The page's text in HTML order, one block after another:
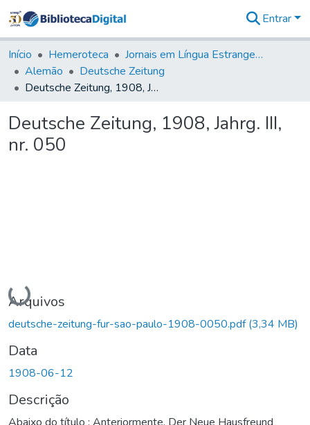
&
Coleções
Tudo na
Biblioteca
Estatísticas
Entrar
Início Hemeroteca
Jornais em Língua Estrangeira
Alemão
Deutsche Zeitung
Deutsche Zeitung, 1908, Jahrg. III, nr. 050
Deutsche Zeitung, 1908, Jahrg. III,
nr. 050
Carregando...
Arquivos
deutsche-zeitung-fur-sao-paulo-1908-0050.pdf(3,34 MB)
Data
1908-06-12
Descrição